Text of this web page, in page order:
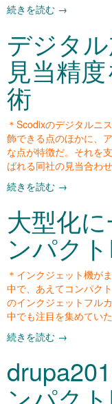
続きを読む →
デジタ
見当精
術
＊Scodixのデジタルニ
飾できる点のほかに、
な点が特徴だ。それを
ばれる同社の見当合わ
続きを読む →
大型化
ンパク
＊インクジェット機が
中で、あえてコンパク
のインクジェットフル
中でも注目を集めていた
続きを読む →